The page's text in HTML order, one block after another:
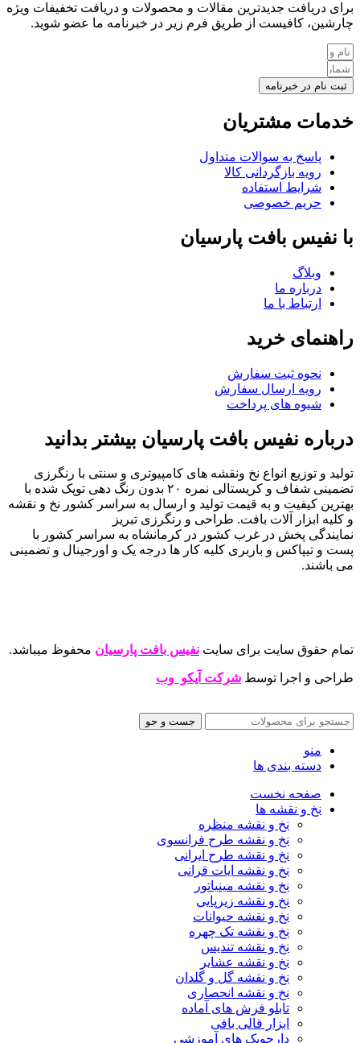
برای دریافت جدیدترین مقالات و محصولات و دریافت تخفیفات ویژه
چارشین، کافیست از طریق فرم زیر در خبرنامه ما عضو شوید.
ثبت نام در خبرنامه
خدمات مشتریان
پاسخ به سوالات متداول
رویه بازگردانی کالا
شرایط استفاده
حریم خصوصی
با نفیس بافت پارسیان
وبلاگ
درباره ما
ارتباط با ما
راهنمای خرید
نحوه ثبت سفارش
رویه ارسال سفارش
شیوه های پرداخت
درباره نفیس بافت پارسیان بیشتر بدانید
تولید و توزیع انواع نخ ونقشه های کامپیوتری و سنتی با رنگرزی
تضمینی شفاف و کریستالی نمره ۲۰ بدون رنگ دهی توپک شده با
بهترین کیفیت و به قیمت تولید و ارسال به سراسر کشور نخ و نقشه
و کلیه ابزار آلات بافت. طراحی و رنگرزی تبریز
نمایندگی پخش در غرب کشور در کرمانشاه به سراسر کشور با
پست و تیپاکس و باربری کلیه کار ها درجه یک و اورجینال و تضمینی
می باشند.
تمام حقوق سایت برای سایت نفیس بافت پارسیان محفوظ میباشد.
طراحی و اجرا توسط شرکت آیکو وب
جست و جو
منو
دسته بندی ها
صفحه نخست
نخ و نقشه ها
نخ و نقشه منظره
نخ و نقشه طرح فرانسوی
نخ و نقشه طرح ایرانی
نخ و نقشه ایات قرانی
نخ و نقشه مینیاتور
نخ و نقشه زیرپایی
نخ و نقشه حیوانات
نخ و نقشه تک چهره
نخ و نقشه تندیس
نخ و نقشه عشایر
نخ و نقشه گل و گلدان
نخ و نقشه انحصاری
تابلو فرش های آماده
ابزار قالی بافی
دارچوبک های آموزشی